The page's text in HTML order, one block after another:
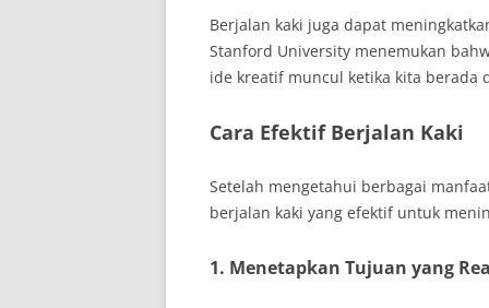
Berjalan kaki juga dapat
Stanford University menemukan
ide kreatif muncul ketika kita berada
Cara Efektif Berjalan Kaki
Setelah mengetahui berbagai
berjalan kaki yang efektif untuk
1. Menetapkan Tujuan yang